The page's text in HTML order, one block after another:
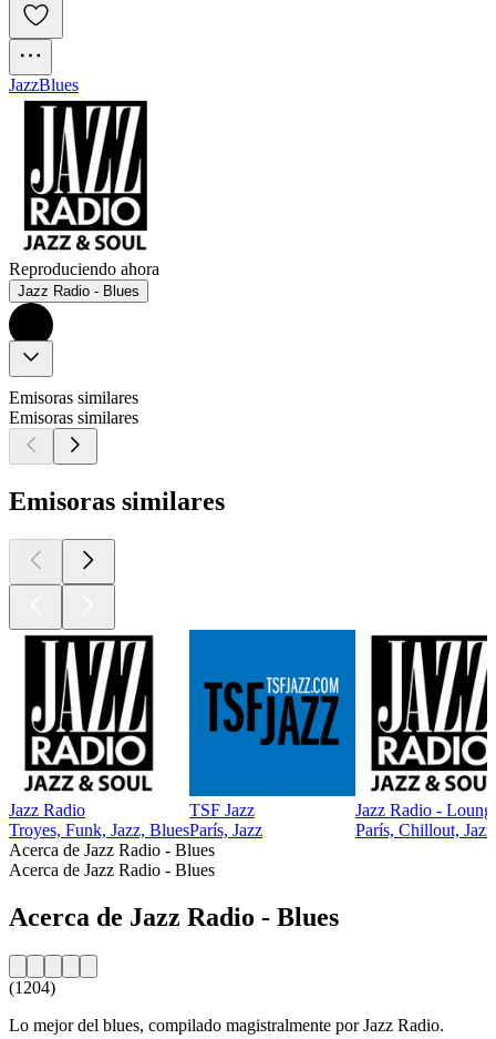
JazzBlues
Reproduciendo ahora
Jazz Radio - Blues
Emisoras similares
Emisoras similares
Emisoras similares
Jazz Radio
Troyes, Funk, Jazz, Blues
TSF Jazz
París, Jazz
Jazz Radio -
París, Chillout,
Acerca de Jazz Radio - Blues
Acerca de Jazz Radio - Blues
Acerca de Jazz Radio - Blues
(1204)
Lo mejor del blues, compilado magistralmente por Jazz Radio.